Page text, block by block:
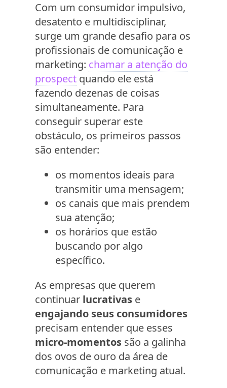
Com um consumidor impulsivo,
desatento e multidisciplinar,
surge um grande desafio para os
profissionais de comunicação e
marketing: chamar a atenção do
prospect quando ele está
fazendo dezenas de coisas
simultaneamente. Para
conseguir superar este
obstáculo, os primeiros passos
são entender:
os momentos ideais para
transmitir uma mensagem;
os canais que mais prendem
sua atenção;
os horários que estão
buscando por algo
específico.
As empresas que querem
continuar lucrativas e
engajando seus consumidores
precisam entender que esses
micro-momentos são a galinha
dos ovos de ouro da área de
comunicação e marketing atual.